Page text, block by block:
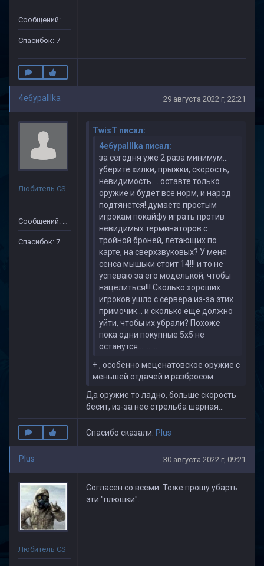
Сообщений: 35
Спасибок: 7
4e6ypaIIIka 29 августа 2022 г, 22:21
Любитель CS
Сообщений: 35
Спасибок: 7
TwisT писал:
4e6ypaIIIka писал:
за сегодня уже 2 раза минимум...
уберите хилки, прыжки, скорость,
невидимость.... оставте только
оружие и будет все норм, и народ
подтянется! думаете простым
игрокам покайфу играть против
невидимых терминаторов с
тройной броней, летающих по
карте, на сверхзвуковых? У меня
сенса мышьки стоит 14!!! и то не
успеваю за его моделькой, чтобы
нацелиться!!! Сколько хороших
игроков ушло с сервера из-за этих
примочик... и сколько еще должно
уйти, чтобы их убрали? Похоже
пока одни покупные 5х5 не
останутся...........
+ , особенно меценатовское оружие с
меньшей отдачей и разбросом
Да оружие то ладно, больше скорость
бесит, из-за нее стрельба шарная...
Спасибо сказали: Plus
Plus 30 августа 2022 г, 09:21
Любитель CS
Согласен со всеми. Тоже прошу убарть
эти "плюшки".